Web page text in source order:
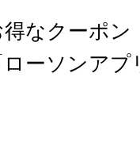
得なクーポン
ローソンア